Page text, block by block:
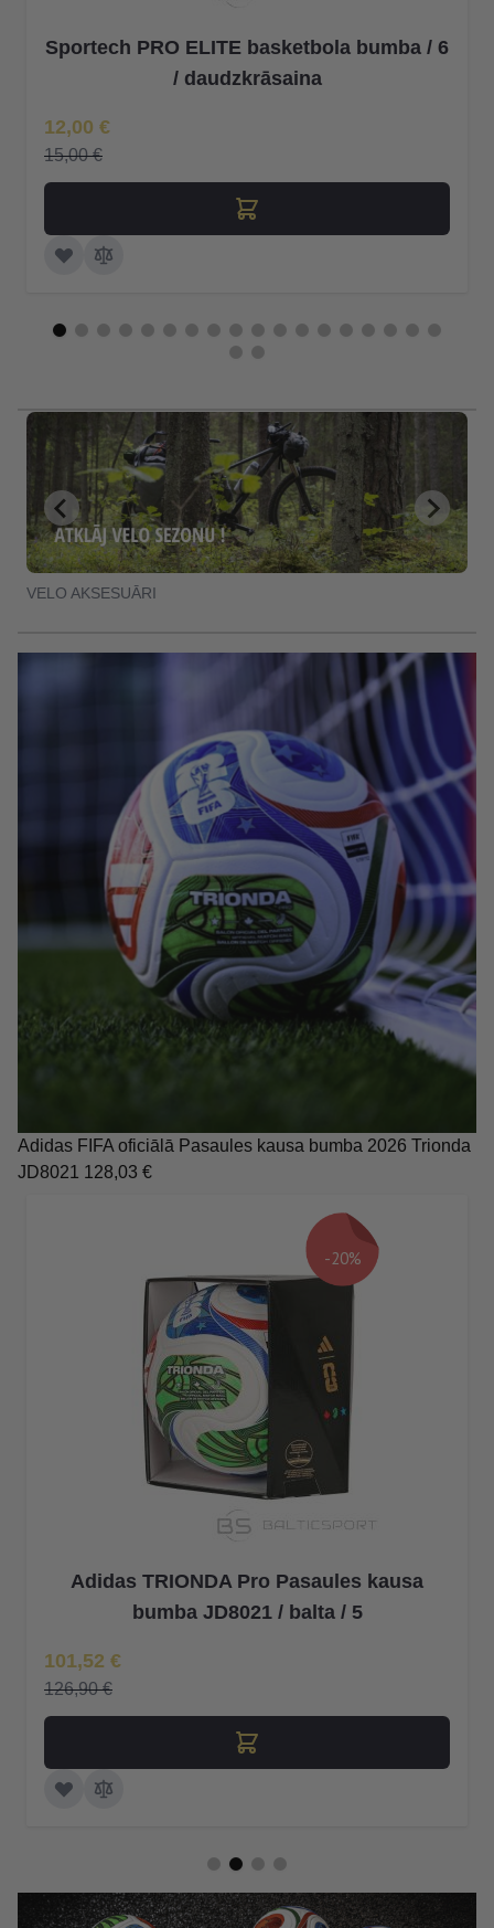
Sportech PRO ELITE basketbola bumba / 6
/ daudzkrāsaina
Īpaša Cena
12,00 €
15,00 €
VELO AKSESUĀRI
Adidas FIFA oficiālā Pasaules kausa bumba 2026 Trionda
JD8021 128,03 €
-20%
Adidas TRIONDA kluba pasaules kausa
JD8029 bumba
Īpaša Cena
14,56 €
18,20 €